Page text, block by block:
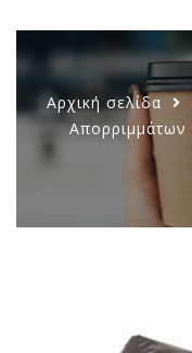
Αρχική σελίδα
Απορριμμάτων